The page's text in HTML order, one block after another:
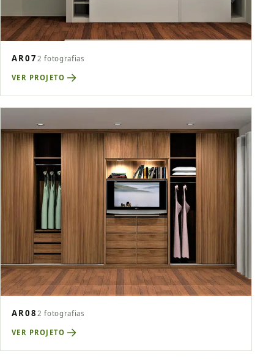
AR07 2 fotografias
VER PROJETO
AR08 2 fotografias
VER PROJETO